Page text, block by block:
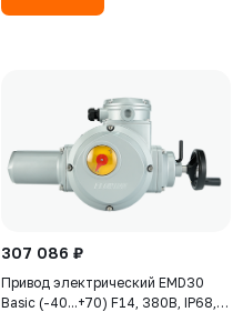
307 086 ₽
Привод электрический EMD30
Basic (-40...+70) F14, 380В, IP68,